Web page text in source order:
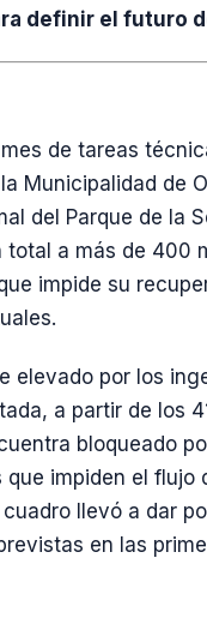
definir el futuro
de tareas
Municipalidad de
del Parque de la
total a más de 400
impide su
elevado por los
a partir de los
bloqueado
impiden el flujo
llevó a dar
en las